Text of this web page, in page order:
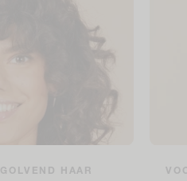
GOLVEND HAAR